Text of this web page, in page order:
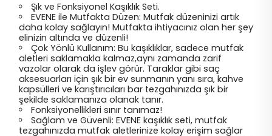
Şık ve Fonksiyonel Kaşıklık Seti.
EVENE ile Mutfakta Düzen: Mutfak düzeninizi artık
daha kolay sağlayın! Mutfakta ihtiyacınız olan her şey
elinizin altında ve düzenli!
Çok Yönlü Kullanım: Bu kaşıklıklar, sadece mutfak
aletleri saklamakla kalmaz,aynı zamanda zarif
vazolar olarak da işlev görür. Taraklar gibi saç
aksesuarları için şık bir ev sunmanın yanı sıra, kahve
kapsülleri ve karıştırıcıları bar tezgahınızda şık bir
şekilde saklamanıza olanak tanır.
Fonksiyonellikleri sınır tanımaz!
Sağlam ve Güvenli: EVENE kaşıklık seti, mutfak
tezgahınızda mutfak aletlerinize kolay erişim sağlar